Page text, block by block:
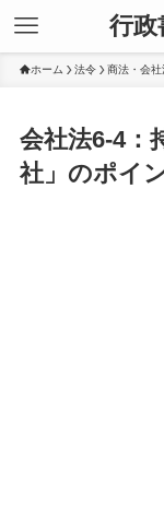
行政
ホーム 法令 商法・会社
会社法6-4：
社」のポイ